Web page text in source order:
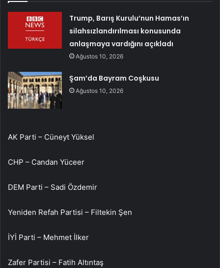
Trump, Barış Kurulu’nun Hamas’ın
silahsızlandırılması konusunda
anlaşmaya vardığını açıkladı
Ağustos 10, 2026
Şam’da Bayram Coşkusu
Ağustos 10, 2026
AK Parti – Cüneyt Yüksel
CHP – Candan Yüceer
DEM Parti – Sadi Özdemir
Yeniden Refah Partisi – Filtekin Şen
İYİ Parti – Mehmet İlker
Zafer Partisi – Fatih Altıntaş